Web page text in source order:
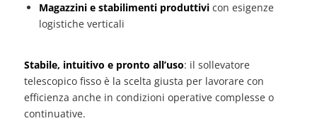
Magazzini e stabilimenti produttivicon esigenze
logistiche verticali
Stabile, intuitivo e pronto all’uso: il sollevatore
telescopico fisso è la scelta giusta per lavorare con
efficienza anche in condizioni operative complesse o
continuative.